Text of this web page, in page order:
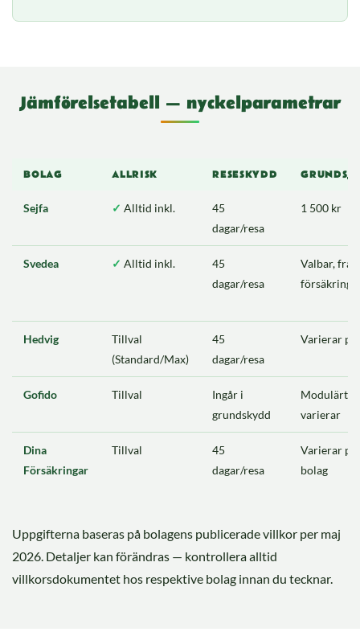
Jämförelsetabell — nyckelparametrar
BOLAG ALLRISK RESESKYDD
Sejfa ✓ Alltid inkl.
45
dagar/resa
1 500 kr
Svedea ✓ Alltid inkl.
45
dagar/resa
Valbar,
Hedvig
Tillval
(Standard/Max)
45
dagar/resa
Varierar
Gofido Tillval
Ingår i
grundskydd
Modulärt —
varierar
Dina
Försäkringar
Tillval
45
dagar/resa
Varierar
bolag
Uppgifterna baseras på bolagens publicerade villkor per maj
2026. Detaljer kan förändras — kontrollera alltid
villkorsdokumentet hos respektive bolag innan du tecknar.